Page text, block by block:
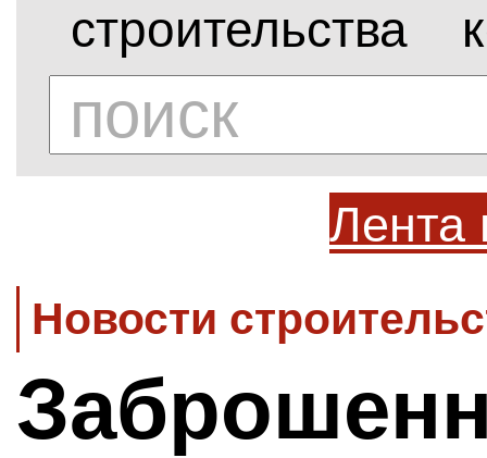
строительства
Лента
Новости